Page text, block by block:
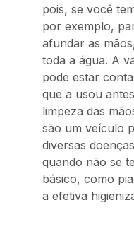
pois, se você
por exemplo,
afundar as
toda a água. A
pode estar
que a usou
limpeza das
são um veículo
diversas
quando não se
básico, como
a efetiva